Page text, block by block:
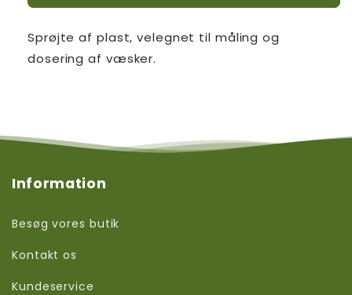
Sprøjte af plast, velegnet til måling og
dosering af væsker.
Information
Besøg vores butik
Kontakt os
Kundeservice